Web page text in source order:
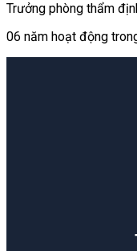
Trưởng phòng thẩm
06 năm hoạt động